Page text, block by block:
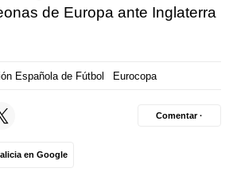
de Europa ante Inglaterra
Española de Fútbol Eurocopa
en Google
Comentar ·